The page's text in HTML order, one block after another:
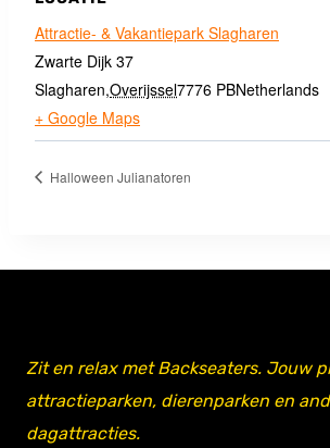
Attractie- & Vakantiepark Slagharen
Zwarte Dijk 37
Slagharen,Overijssel7776 PBNetherlands
+ Google Maps
Halloween Julianatoren
Zit en relax met Backseaters. Jouw
attractieparken, dierenparken en
dagattracties.